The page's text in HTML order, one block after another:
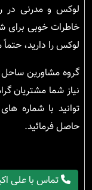
لوکس و مدرنی
خاطرات خوبی برای
لوکس را دارید، حتماً
گروه مشاورین ساحل
نیاز شما مشتریان
توانید با شماره
حاصل فرمائید.
تماس با علی